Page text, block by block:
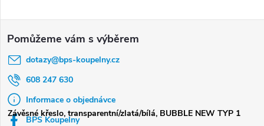
Závěsné křeslo, transparentní/zlatá/bílá, BUBBLE NEW TYP 1
dotazy@bps-koupelny.cz
608 247 630
Informace o objednávce
BPS Koupelny